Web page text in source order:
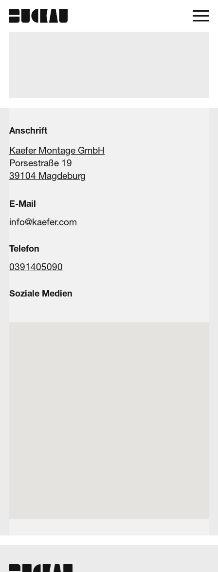
Anschrift
Kaefer Montage GmbH
Porsestraße 19
39104 Magdeburg
E-Mail
info@kaefer.com
Telefon
0391405090
Soziale Medien